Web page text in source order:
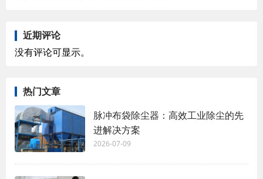
近期评论
没有评论可显示。
热门文章
脉冲布袋除尘器：高效工业除尘的先
进解决方案
2026-07-09